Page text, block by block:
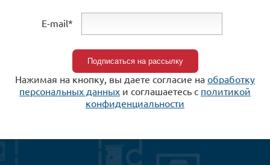
E-mail*
Нажимая на кнопку, вы даете согласие на обработку
персональных данных и соглашаетесь c политикой
конфиденциальности